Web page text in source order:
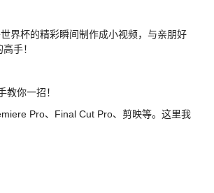
界杯的精彩瞬间制作成小视频，与亲朋好
手！
Pro、Final Cut Pro、剪映等。这里我